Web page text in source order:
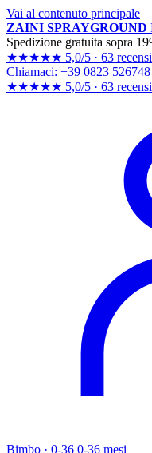
Vai al contenuto principale
ZAINI SPRAYGROUND
Spedizione gratuita sopra
★★★★★ 5,0/5 · 63
Chiamaci: +39 0823 526748
★★★★★ 5,0/5 · 63
Bimbo · 0-36 0-36 mesi